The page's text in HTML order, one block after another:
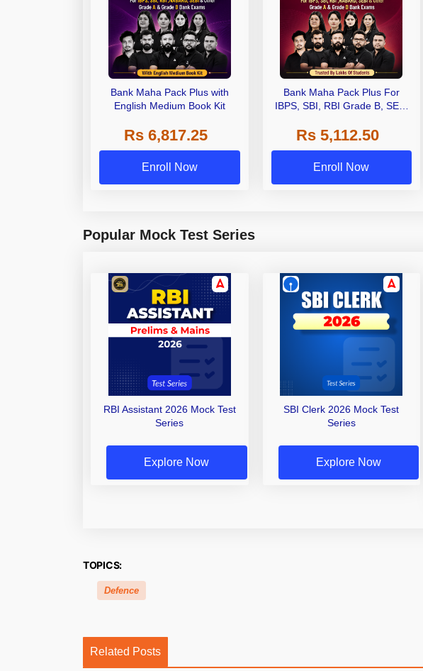
Bank Maha Pack Plus with
English Medium Book Kit
Rs 6,817.25
Enroll Now
Bank Maha Pack Plus For
IBPS, SBI, RBI Grade B, SEBI
Other Grade A & Grade B Bank
Exams
Rs 5,112.50
Enroll Now
Popular Mock Test Series
RBI Assistant 2026 Mock Test
Series
Explore Now
SBI Clerk 2026 Mock Test
Series
Explore Now
TOPICS:
Defence
Related Posts